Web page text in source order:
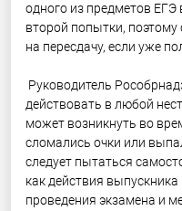
одного из предметов ЕГЭ
второй попытки, поэтому
на пересдачу, если уже
Руководитель
действовать в любой
может возникнуть во
сломались очки или
следует пытаться
как действия
проведения экзамена и